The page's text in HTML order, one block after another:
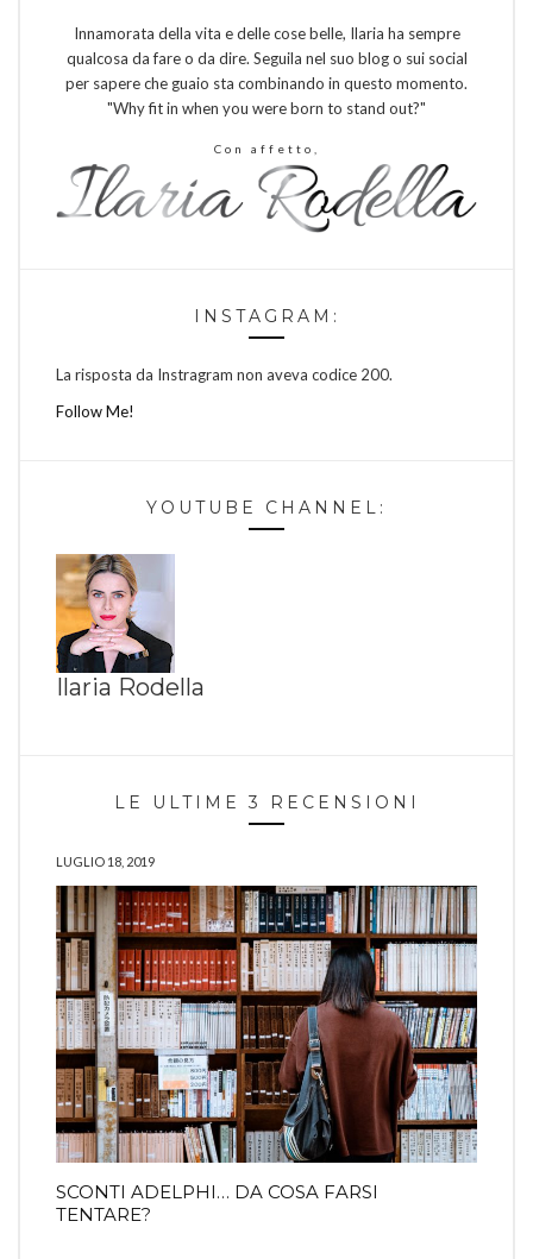
Innamorata della vita e delle cose belle, Ilaria ha sempre
qualcosa da fare o da dire. Seguila nel suo blog o sui social
per sapere che guaio sta combinando in questo momento.
"Why fit in when you were born to stand out?"
Con affetto,
INSTAGRAM:
La risposta da Instragram non aveva codice 200.
Follow Me!
YOUTUBE CHANNEL:
Ilaria Rodella
LE ULTIME 3 RECENSIONI
LUGLIO 18, 2019
SCONTI ADELPHI… DA COSA FARSI
TENTARE?